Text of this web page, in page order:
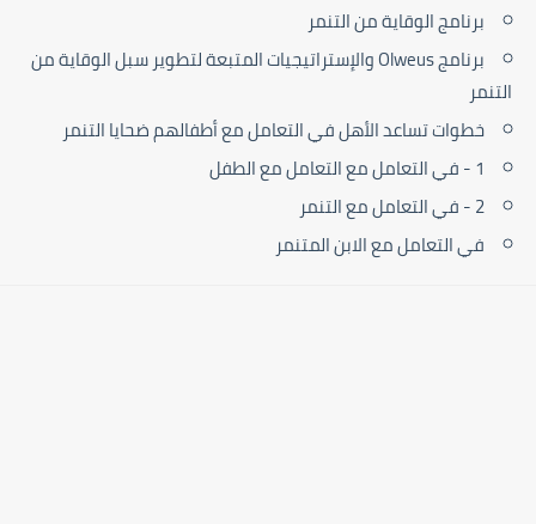
برنامج الوقاية من التنمر
برنامج Olweus والإستراتيجيات المتبعة لتطوير سبل الوقاية من
التنمر
خطوات تساعد الأهل في التعامل مع أطفالهم ضحايا التنمر
1 - في التعامل مع التعامل مع الطفل
2 - في التعامل مع التنمر
في التعامل مع الابن المتنمر